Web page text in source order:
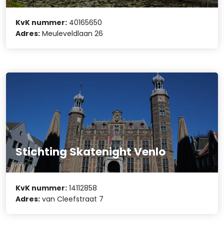
KvK nummer: 40165650
Adres: Meuleveldlaan 26
Stichting Skatenight Venlo
KvK nummer: 14112858
Adres: van Cleefstraat 7